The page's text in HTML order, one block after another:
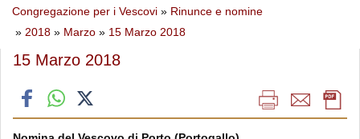
Congregazione per i Vescovi » Rinunce e nomine
» 2018 » Marzo » 15 Marzo 2018
15 Marzo 2018